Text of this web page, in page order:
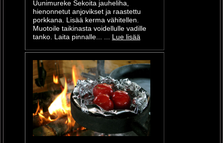
Uunimureke Sekoita jauheliha,
hienonnetut anjovikset ja raastettu
porkkana. Lisää kerma vähitellen.
Muotoile taikinasta voidellulle vadille
tanko. Laita pinnalle... ... Lue lisää